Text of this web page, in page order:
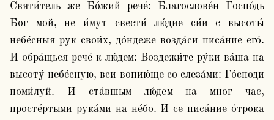
Святи́тель же Бо́жий рече́: Благослове́н Госпо́дь
Бог мой, не и́мут свести́ лю́дие си́и с высоты́
небе́сныя рук свои́х, до́ндеже возда́си писа́ние его́.
И обра́щься рече́ к лю́дем: Воздежи́те ру́ки ва́ша на
высоту́ небе́сную, вси вопию́ще со слеза́ми: Го́споди
поми́луй. И ста́вшым лю́дем на мног час,
просте́ртыми рука́ми на не́бо. И се писа́ние о́трока